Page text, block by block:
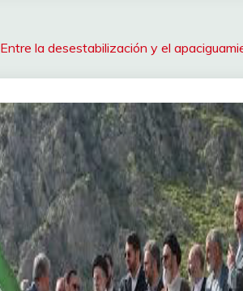
Entre la desestabilización y el